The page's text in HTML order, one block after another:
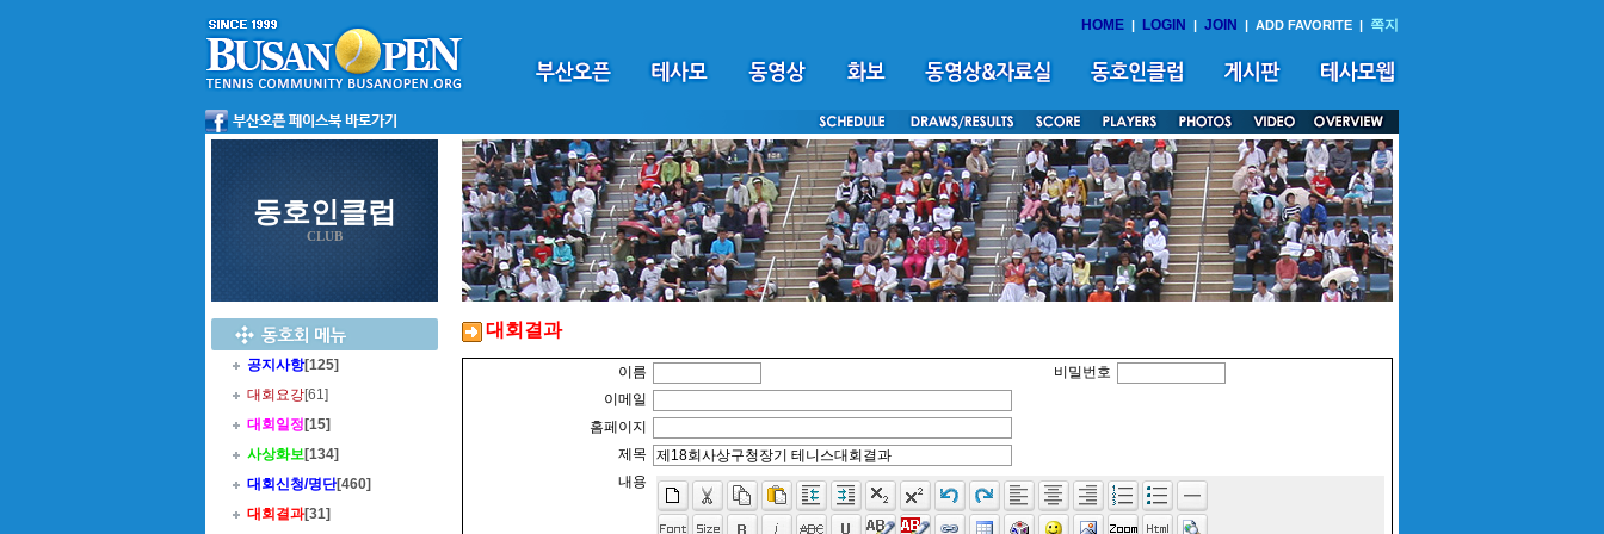
HOME | LOGIN | JOIN | ADD FAVORITE | 쪽지
동호인클럽
CLUB
공지사항[125]
대회요강[61]
대회일정 [15]
사상화보[134]
대회신청/명단[460]
대회결과[31]
대회결과
이름
비밀번호
이메일
홈페이지
제목
내용